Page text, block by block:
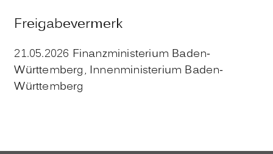
Freigabevermerk
21.05.2026 Finanzministerium Baden-
Württemberg, Innenministerium Baden-
Württemberg